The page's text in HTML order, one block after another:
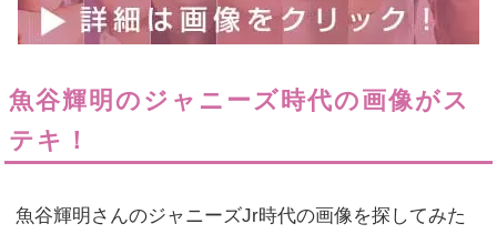
魚谷輝明のジャニーズ時代の画像がス
テキ！
魚谷輝明さんのジャニーズJr時代の画像を探してみた